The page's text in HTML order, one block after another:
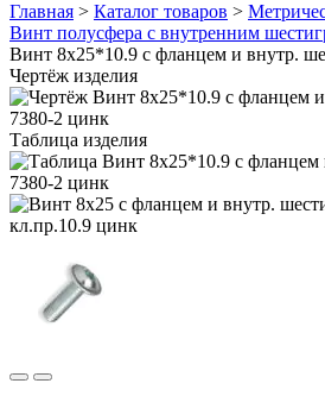
Главная > Каталог товаров >
Винт полусфера с внутренним
Винт 8х25*10.9 с фланцем и внутр.
Чертёж изделия
Таблица изделия